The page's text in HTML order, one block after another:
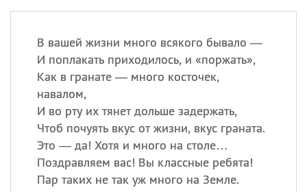
В вашей жизни много всякого бывало —
И поплакать приходилось, и «поржать»,
Как в гранате — много косточек,
навалом,
И во рту их тянет дольше задержать,
Чтоб почуять вкус от жизни, вкус граната.
Это — да! Хотя и много на столе…
Поздравляем вас! Вы классные ребята!
Пар таких не так уж много на Земле.